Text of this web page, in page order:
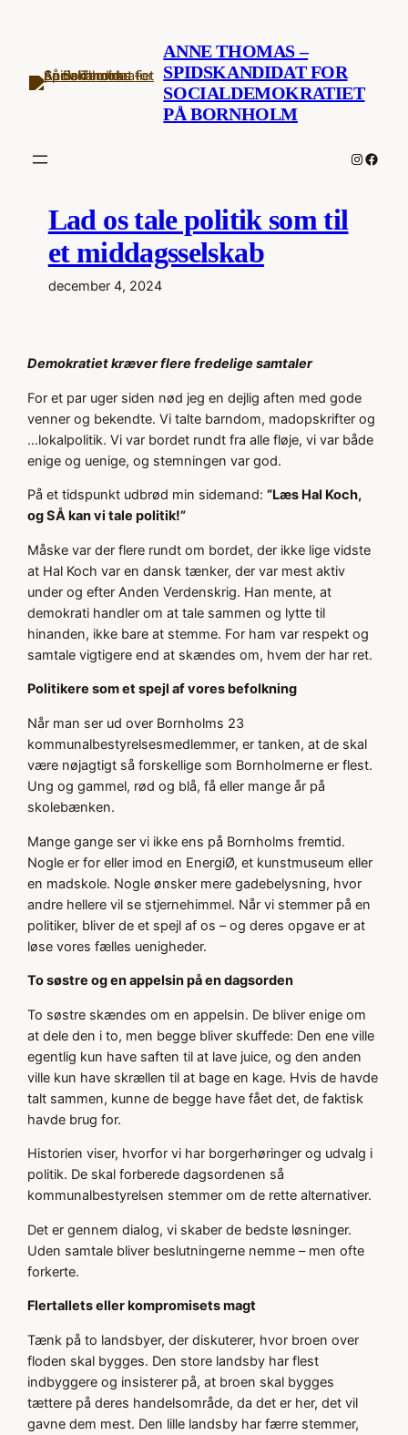
ANNE THOMAS –
SPIDSKANDIDAT FOR
SOCIALDEMOKRATIET
PÅ BORNHOLM
Lad os tale politik som til
et middagsselskab
december 4, 2024
Demokratiet kræver flere fredelige samtaler
For et par uger siden nød jeg en dejlig aften med gode
venner og bekendte. Vi talte barndom, madopskrifter og
…lokalpolitik. Vi var bordet rundt fra alle fløje, vi var både
enige og uenige, og stemningen var god.
På et tidspunkt udbrød min sidemand:“Læs Hal Koch,
og SÅ kan vi tale politik!”
Måske var der flere rundt om bordet, der ikke lige vidste
at Hal Koch var en dansk tænker, der var mest aktiv
under og efter Anden Verdenskrig. Han mente, at
demokrati handler om at tale sammen og lytte til
hinanden, ikke bare at stemme. For ham var respekt og
samtale vigtigere end at skændes om, hvem der har ret.
Politikere som et spejl af vores befolkning
Når man ser ud over Bornholms 23
kommunalbestyrelsesmedlemmer, er tanken, at de skal
være nøjagtigt så forskellige som Bornholmerne er flest.
Ung og gammel, rød og blå, få eller mange år på
skolebænken.
Mange gange ser vi ikke ens på Bornholms fremtid.
Nogle er for eller imod en EnergiØ, et kunstmuseum eller
en madskole. Nogle ønsker mere gadebelysning, hvor
andre hellere vil se stjernehimmel. Når vi stemmer på en
politiker, bliver de et spejl af os – og deres opgave er at
løse vores fælles uenigheder.
To søstre og en appelsin på en dagsorden
To søstre skændes om en appelsin. De bliver enige om
at dele den i to, men begge bliver skuffede: Den ene ville
egentlig kun have saften til at lave juice, og den anden
ville kun have skrællen til at bage en kage. Hvis de havde
talt sammen, kunne de begge have fået det, de faktisk
havde brug for.
Historien viser, hvorfor vi har borgerhøringer og udvalg i
politik. De skal forberede dagsordenen så
kommunalbestyrelsen stemmer om de rette alternativer.
Det er gennem dialog, vi skaber de bedste løsninger.
Uden samtale bliver beslutningerne nemme – men ofte
forkerte.
Flertallets eller kompromisets magt
Tænk på to landsbyer, der diskuterer, hvor broen over
floden skal bygges. Den store landsby har flest
indbyggere og insisterer på, at broen skal bygges
tættere på deres handelsområde, da det er her, det vil
gavne dem mest. Den lille landsby har færre stemmer,